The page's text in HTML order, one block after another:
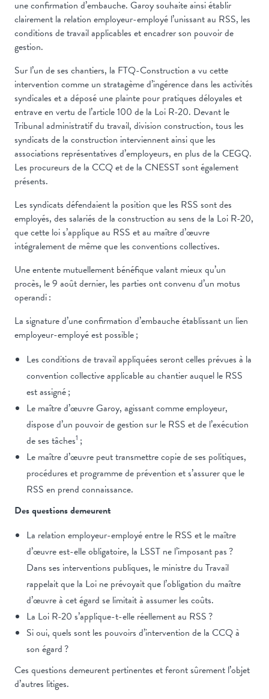
une confirmation d’embauche. Garoy souhaite ainsi établir
clairement la relation employeur-employé l’unissant au RSS, les
conditions de travail applicables et encadrer son pouvoir de
gestion.
Sur l’un de ses chantiers, la FTQ-Construction a vu cette
intervention comme un stratagème d’ingérence dans les activités
syndicales et a déposé une plainte pour pratiques déloyales et
entrave en vertu de l’article 100 de la Loi R-20. Devant le
Tribunal administratif du travail, division construction, tous les
syndicats de la construction interviennent ainsi que les
associations représentatives d’employeurs, en plus de la CEGQ.
Les procureurs de la CCQ et de la CNESST sont également
présents.
Les syndicats défendaient la position que les RSS sont des
employés, des salariés de la construction au sens de la Loi R-20,
que cette loi s’applique au RSS et au maître d’œuvre
intégralement de même que les conventions collectives.
Une entente mutuellement bénéfique valant mieux qu’un
procès, le 9 août dernier, les parties ont convenu d’un motus
operandi :
La signature d’une confirmation d’embauche établissant un lien
employeur-employé est possible ;
Les conditions de travail appliquées seront celles prévues à la
convention collective applicable au chantier auquel le RSS
est assigné ;
Le maître d’œuvre Garoy, agissant comme employeur,
dispose d’un pouvoir de gestion sur le RSS et de l’exécution
de ses tâches1 ;
Le maître d’œuvre peut transmettre copie de ses politiques,
procédures et programme de prévention et s’assurer que le
RSS en prend connaissance.
Des questions demeurent
La relation employeur-employé entre le RSS et le maître
d’œuvre est-elle obligatoire, la LSST ne l’imposant pas ?
Dans ses interventions publiques, le ministre du Travail
rappelait que la Loi ne prévoyait que l’obligation du maître
d’œuvre à cet égard se limitait à assumer les coûts.
La Loi R-20 s’applique-t-elle réellement au RSS ?
Si oui, quels sont les pouvoirs d’intervention de la CCQ à
son égard ?
Ces questions demeurent pertinentes et feront sûrement l’objet
d’autres litiges.